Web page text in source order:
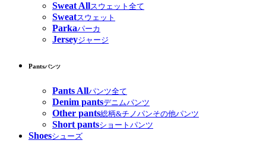
Sweat Allスウェット全て
Sweatスウェット
Parkaパーカ
Jerseyジャージ
Pantsパンツ
Pants Allパンツ全て
Denim pantsデニムパンツ
Other pants総柄&チノパンその他パンツ
Short pantsショートパンツ
Shoesシューズ